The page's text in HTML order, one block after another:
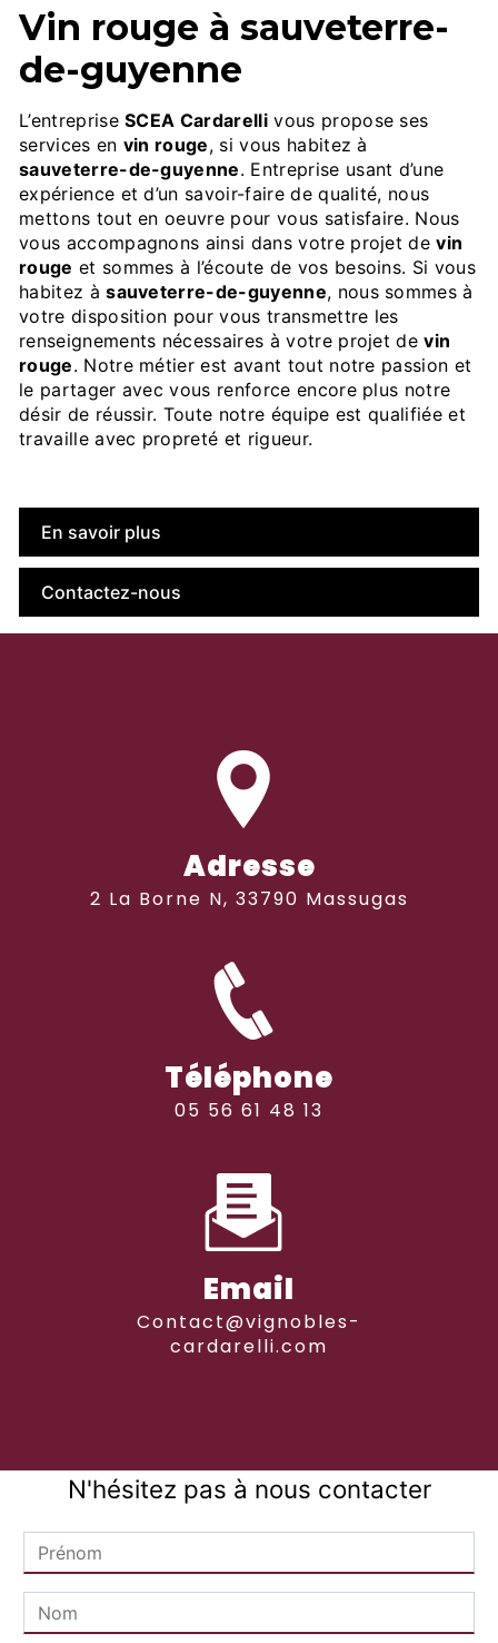
vin rouge à sauveterre-
de-guyenne
L’entrepriseSCEA Cardarellivous propose ses
services en vin rouge, si vous habitez à
sauveterre-de-guyenne. Entreprise usant d’une
expérience et d’un savoir-faire de qualité, nous
mettons tout en oeuvre pour vous satisfaire. Nous
vous accompagnons ainsi dans votre projet devin
rouge et sommes à l’écoute de vos besoins. Si vous
habitez àsauveterre-de-guyenne, nous sommes à
votre disposition pour vous transmettre les
renseignements nécessaires à votre projet devin
rouge. Notre métier est avant tout notre passion et
le partager avec vous renforce encore plus notre
désir de réussir. Toute notre équipe est qualifiée et
travaille avec propreté et rigueur.
En savoir plus
Contactez-nous
Adresse
2 La Borne N, 33790 Massugas
Téléphone
05 56 61 48 13
Email
contact@vignobles-
cardarelli.com
N'hésitez pas à nous contacter